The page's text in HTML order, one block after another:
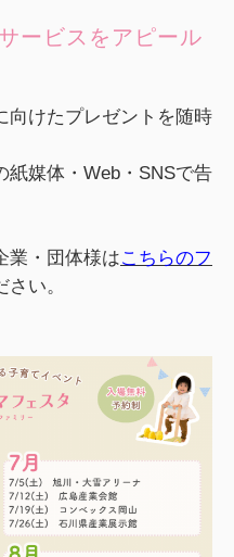
ービスをアピール
向けたプレゼントを随時
紙媒体・Web・SNSで告
業・団体様はこちらのフ
い。